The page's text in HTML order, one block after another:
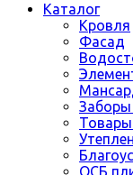
Каталог
Кровля
Фасад
Заборы
ОСБ